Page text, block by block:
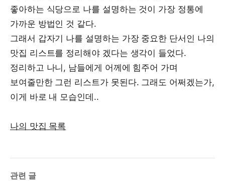
좋아하는 식당으로 나를 설명하는 것이 가장 정통에
가까운 방법인 것 같다.
그래서 갑자기 나를 설명하는 가장 중요한 단서인 나의
맛집 리스트를 정리해야 겠다는 생각이 들었다.
정리하고 나니, 남들에게 어께에 힘주어 가며
보여줄만한 그런 리스트가 못된다. 그래도 어쩌겠는가,
이게 바로 내 모습인데..
나의 맛집 목록
관련 글